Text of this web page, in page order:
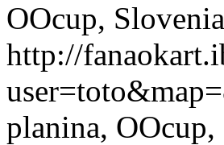
OOcup,
http://
planina,